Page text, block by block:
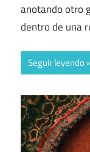
anotando otro
dentro de una
Seguir leyendo